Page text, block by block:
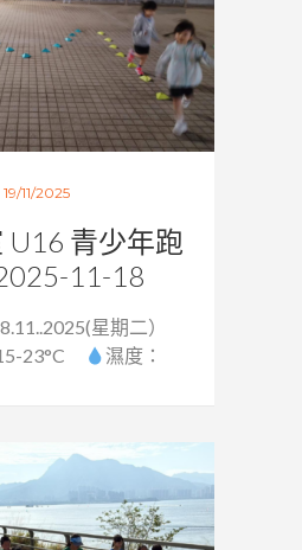
19/11/2025
U16 青少年跑
11-18
星期二）
23°C
濕度：